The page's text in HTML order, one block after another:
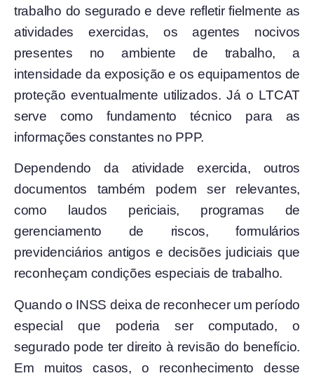
trabalho do segurado e deve refletir fielmente as
atividades exercidas, os agentes nocivos
presentes no ambiente de trabalho, a
intensidade da exposição e os equipamentos de
proteção eventualmente utilizados. Já o LTCAT
serve como fundamento técnico para as
informações constantes no PPP.
Dependendo da atividade exercida, outros
documentos também podem ser relevantes,
como laudos periciais, programas de
gerenciamento de riscos, formulários
previdenciários antigos e decisões judiciais que
reconheçam condições especiais de trabalho.
Quando o INSS deixa de reconhecer um período
especial que poderia ser computado, o
segurado pode ter direito à revisão do benefício.
Em muitos casos, o reconhecimento desse